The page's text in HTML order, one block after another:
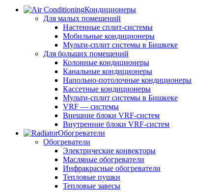
Кондиционеры
Для малых помещений
Настенные сплит-системы
Мобильные кондиционеры
Мульти-сплит системы в Бишкеке
Для больших помещений
Колонные кондиционеры
Канальные кондиционеры
Напольно-потолочные кондиционеры
Кассетные кондиционеры
Мульти-сплит системы в Бишкеке
VRF — системы
Внешние блоки VRF-систем
Внутренние блоки VRF-систем
Обогреватели
Обогреватели
Электрические конвекторы
Масляные обогреватели
Инфракрасные обогреватели
Тепловые пушки
Тепловые завесы